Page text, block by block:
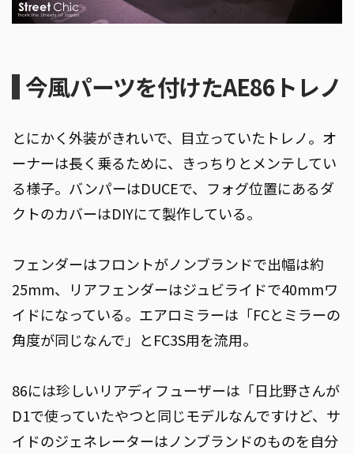
今風パーツを付けたAE86トレノ
とにかく外装がきれいで、目立っていたトレノ。オ
ーナーは長く乗るために、きっちりとメンテしてい
る様子。バンパーはDUCEで、フォグ位置にあるダ
クトのカバーはDIYにて製作している。
フェンダーはフロントがノンブランドで出幅は約
25mm、リアフェンダーはジュビライドで40mmワ
イドになっている。エアロミラーは「FCとミラーの
角度が同じなんで」とFC3S用を流用。
86には珍しいリアディフューザーは「日比野さんが
D1で使っていたやつと同じモデルなんですけど、サ
イドのジェネレーターはノンブランドのものを自分